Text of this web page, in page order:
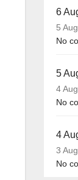
6
5
No
5
4
No
4
3
No